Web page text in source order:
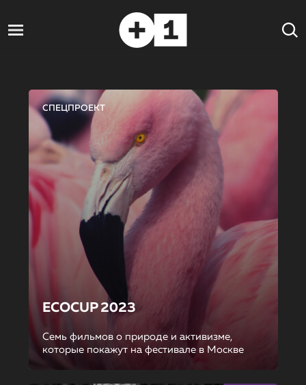
СПЕЦПРОЕКТ
ECOCUP 2023
Семь фильмов о природе и активизме,
которые покажут на фестивале в Москве